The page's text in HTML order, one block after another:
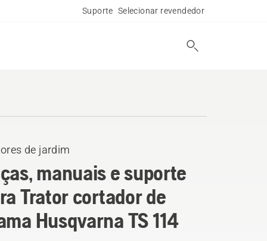
Suporte Selecionar revendedor
de jardim
manuais e suporte
Trator cortador de
Husqvarna TS 114